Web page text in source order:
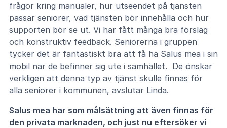
frågor kring manualer, hur utseendet på tjänsten
passar seniorer, vad tjänsten bör innehålla och hur
supporten bör se ut. Vi har fått många bra förslag
och konstruktiv feedback. Seniorerna i gruppen
tycker det är fantastiskt bra att få ha Salus mea i sin
mobil när de befinner sig ute i samhället. De önskar
verkligen att denna typ av tjänst skulle finnas för
alla seniorer i kommunen, avslutar Linda.
Salus mea har som målsättning att även finnas för
den privata marknaden, och just nu eftersöker vi